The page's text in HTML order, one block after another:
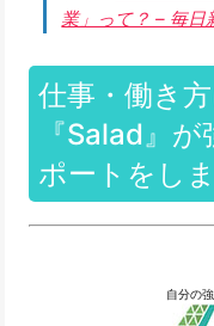
業」って？ – 毎日
仕事・働き
『Salad』
ポートをし
自分の